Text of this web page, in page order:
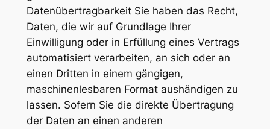
Datenübertragbarkeit Sie haben das Recht,
Daten, die wir auf Grundlage Ihrer
Einwilligung oder in Erfüllung eines Vertrags
automatisiert verarbeiten, an sich oder an
einen Dritten in einem gängigen,
maschinenlesbaren Format aushändigen zu
lassen. Sofern Sie die direkte Übertragung
der Daten an einen anderen